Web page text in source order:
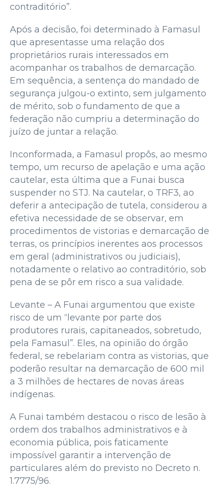
contraditório”.
Após a decisão, foi determinado à Famasul
que apresentasse uma relação dos
proprietários rurais interessados em
acompanhar os trabalhos de demarcação.
Em sequência, a sentença do mandado de
segurança julgou-o extinto, sem julgamento
de mérito, sob o fundamento de que a
federação não cumpriu a determinação do
juízo de juntar a relação.
Inconformada, a Famasul propôs, ao mesmo
tempo, um recurso de apelação e uma ação
cautelar, esta última que a Funai busca
suspender no STJ. Na cautelar, o TRF3, ao
deferir a antecipação de tutela, considerou a
efetiva necessidade de se observar, em
procedimentos de vistorias e demarcação de
terras, os princípios inerentes aos processos
em geral (administrativos ou judiciais),
notadamente o relativo ao contraditório, sob
pena de se pôr em risco a sua validade.
Levante – A Funai argumentou que existe
risco de um “levante por parte dos
produtores rurais, capitaneados, sobretudo,
pela Famasul”. Eles, na opinião do órgão
federal, se rebelariam contra as vistorias, que
poderão resultar na demarcação de 600 mil
a 3 milhões de hectares de novas áreas
indígenas.
A Funai também destacou o risco de lesão à
ordem dos trabalhos administrativos e à
economia pública, pois faticamente
impossível garantir a intervenção de
particulares além do previsto no Decreto n.
1.7775/96.